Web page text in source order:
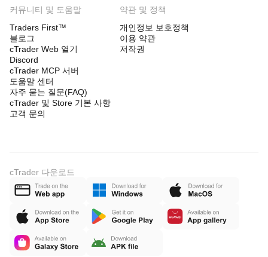
커뮤니티 및 도움말
Traders First™
블로그
cTrader Web 열기
Discord
cTrader MCP 서버
도움말 센터
자주 묻는 질문(FAQ)
cTrader 및 Store 기본 사항
고객 문의
약관 및 정책
개인정보 보호정책
이용 약관
저작권
cTrader 다운로드